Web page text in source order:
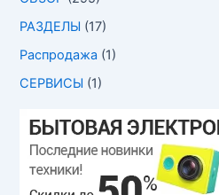
РАЗДЕЛЫ (17)
Распродажа (1)
СЕРВИСЫ (1)